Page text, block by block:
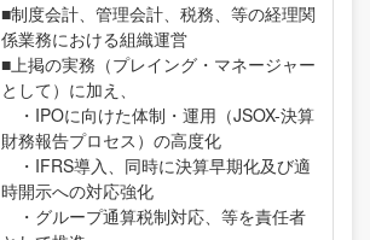
■制度会計、管理会計、税務、等の経理関
係業務における組織運営
■上掲の実務（プレイング・マネージャー
として）に加え、
・IPOに向けた体制・運用（JSOX-決算
財務報告プロセス）の高度化
・IFRS導入、同時に決算早期化及び適
時開示への対応強化
・グループ通算税制対応、等を責任者